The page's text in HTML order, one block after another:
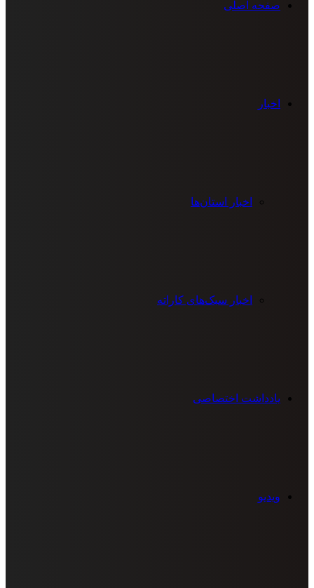
صفحه اصلی
اخبار
اخبار استان‌ها
اخبار سبک‌های کاراته
یادداشت اختصاصی
ویدیو